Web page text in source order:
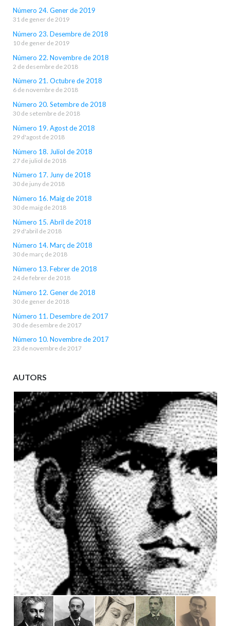
Número 24. Gener de 2019
31 de gener de 2019
Número 23. Desembre de 2018
10 de gener de 2019
Número 22. Novembre de 2018
2 de desembre de 2018
Número 21. Octubre de 2018
6 de novembre de 2018
Número 20. Setembre de 2018
30 de setembre de 2018
Número 19. Agost de 2018
29 d'agost de 2018
Número 18. Juliol de 2018
27 de juliol de 2018
Número 17. Juny de 2018
30 de juny de 2018
Número 16. Maig de 2018
30 de maig de 2018
Número 15. Abril de 2018
29 d'abril de 2018
Número 14. Març de 2018
30 de març de 2018
Número 13. Febrer de 2018
24 de febrer de 2018
Número 12. Gener de 2018
30 de gener de 2018
Número 11. Desembre de 2017
30 de desembre de 2017
Número 10. Novembre de 2017
23 de novembre de 2017
AUTORS